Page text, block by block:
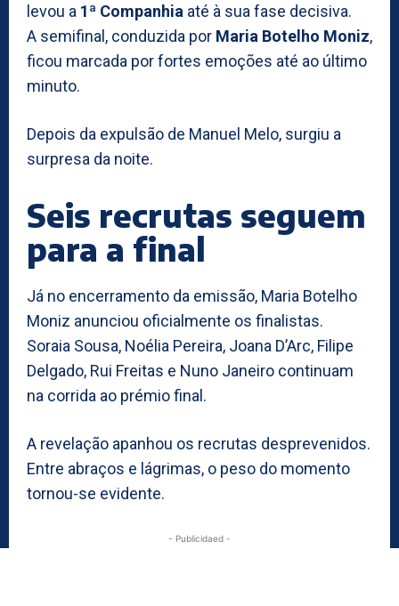
levou a 1ª Companhia até à sua fase decisiva.
A semifinal, conduzida por Maria Botelho Moniz,
ficou marcada por fortes emoções até ao último
minuto.
Depois da expulsão de Manuel Melo, surgiu a
surpresa da noite.
Seis recrutas seguem
para a final
Já no encerramento da emissão, Maria Botelho
Moniz anunciou oficialmente os finalistas.
Soraia Sousa, Noélia Pereira, Joana D’Arc, Filipe
Delgado, Rui Freitas e Nuno Janeiro continuam
na corrida ao prémio final.
A revelação apanhou os recrutas desprevenidos.
Entre abraços e lágrimas, o peso do momento
tornou-se evidente.
- Publicidaed -